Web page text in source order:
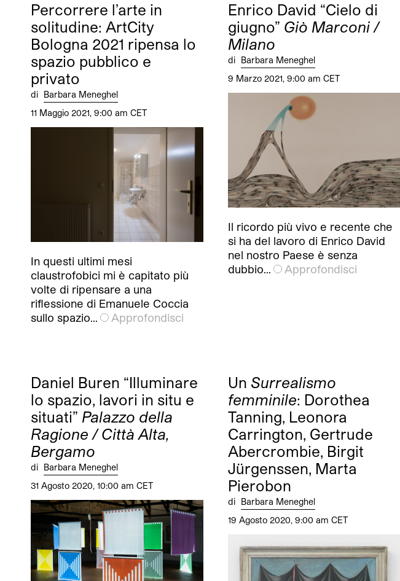
Percorrere l’arte in
solitudine: ArtCity
Bologna 2021 ripensa lo
spazio pubblico e
privato
di Barbara Meneghel
11 Maggio 2021, 9:00 am CET
In questi ultimi mesi
claustrofobici mi è capitato più
volte di ripensare a una
riflessione di Emanuele Coccia
sullo spazio…
Approfondisci
Enrico David “Cielo di
giugno” Giò Marconi /
Milano
di Barbara Meneghel
9 Marzo 2021, 9:00 am CET
Il ricordo più vivo e recente che
si ha del lavoro di Enrico David
nel nostro Paese è senza
dubbio…
Approfondisci
Daniel Buren “Illuminare
lo spazio, lavori in situ e
situati” Palazzo della
Ragione / Città Alta,
Bergamo
di Barbara Meneghel
31 Agosto 2020, 10:00 am CET
Un Surrealismo
femminile: Dorothea
Tanning, Leonora
Carrington, Gertrude
Abercrombie, Birgit
Jürgenssen, Marta
Pierobon
di Barbara Meneghel
19 Agosto 2020, 9:00 am CET